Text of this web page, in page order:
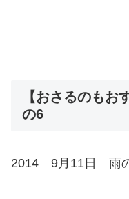
【おさるのもお
の6
2014 9月11日 雨